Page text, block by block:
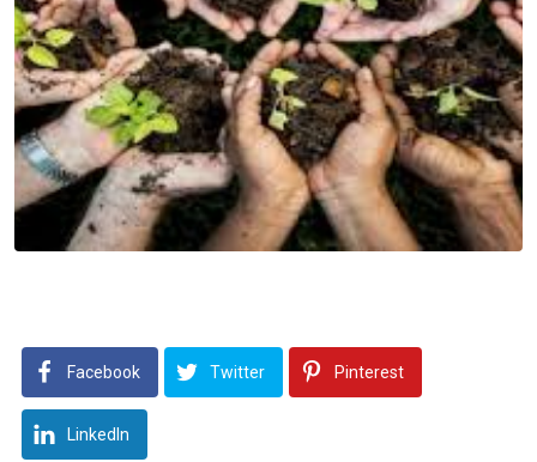
Facebook Twitter Pinterest
LinkedIn